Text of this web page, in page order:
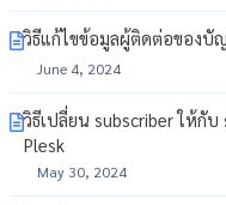
วิธีแก้ไขข้อมูลผู้ติดต่อของบั
June 4, 2024
วิธีเปลี่ยน subscriber ให้กั
Plesk
May 30, 2024